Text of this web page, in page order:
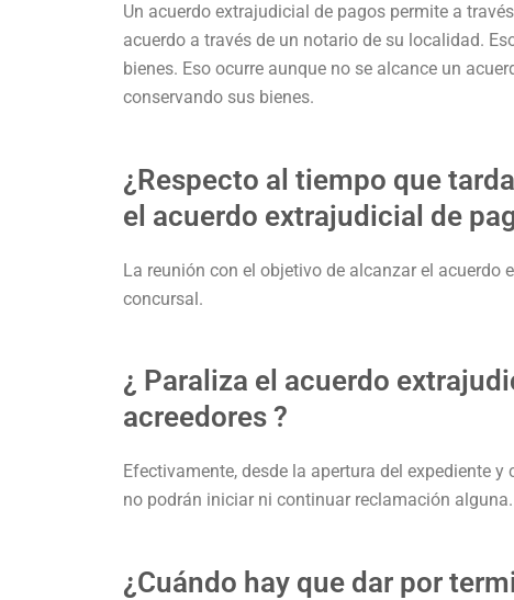
Un acuerdo extrajudicial de pagos permite a
acuerdo a través de un notario de su localidad.
bienes. Eso ocurre aunque no se alcance un
conservando sus bienes.
¿Respecto al tiempo que
el acuerdo extrajudicial de
La reunión con el objetivo de alcanzar el acuerdo
concursal.
¿ Paraliza el acuerdo
acreedores ?
Efectivamente, desde la apertura del expediente
no podrán iniciar ni continuar reclamación
¿Cuándo hay que dar por